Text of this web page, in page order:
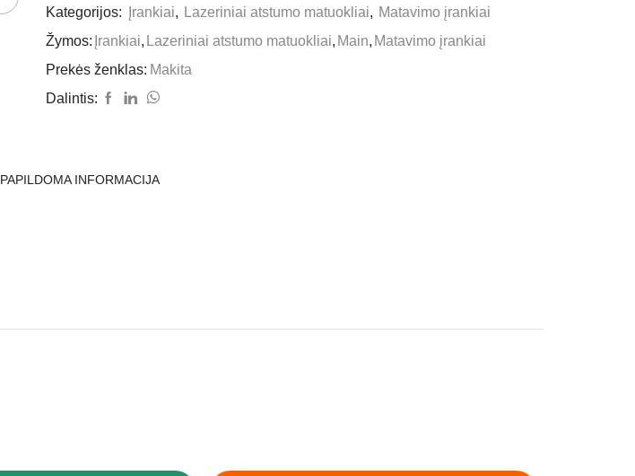
Kategorijos:
Įrankiai, Lazeriniai atstumo matuokliai, Matavimo įrankiai
Žymos: Įrankiai, Lazeriniai atstumo matuokliai, Main, Matavimo įrankiai
Prekės ženklas: Makita
Dalintis:
PAPILDOMA INFORMACIJA